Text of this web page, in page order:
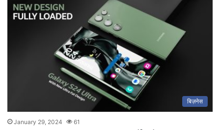
बिज़नेस
January 29, 2024 61